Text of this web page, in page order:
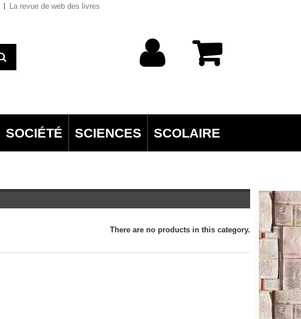
La revue de web des livres
SOCIÉTÉ SCIENCES SCOLAIRE
There are no products in this category.